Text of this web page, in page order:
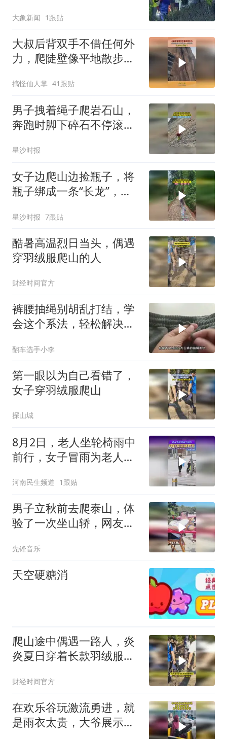
大象新闻 1跟贴
大叔后背双手不借任何外
力，爬陡壁像平地散步一
搞怪仙人掌 41跟贴
男子拽着绳子爬岩石山，
奔跑时脚下碎石不停滚
罪了
星沙时报
女子边爬山边捡瓶子，将
瓶子绑成一条“长龙”，网
星沙时报 7跟贴
酷暑高温烈日当头，偶遇
穿羽绒服爬山的人
财经时间官方
裤腰抽绳别胡乱打结，学
会这个系法，轻松解决裤
翻车选手小李
第一眼以为自己看错了，
女子穿羽绒服爬山
探山城
8月2日，老人坐轮椅雨中
前行，女子冒雨为老人穿
会开心很久
河南民生频道 1跟贴
男子立秋前去爬泰山，体
验了一次坐山轿，网友：
先锋音乐
天空硬糖消
爬山途中偶遇一路人，炎
炎夏日穿着长款羽绒服爬
财经时间官方
在欢乐谷玩激流勇进，就
是雨衣太贵，大爷展示省